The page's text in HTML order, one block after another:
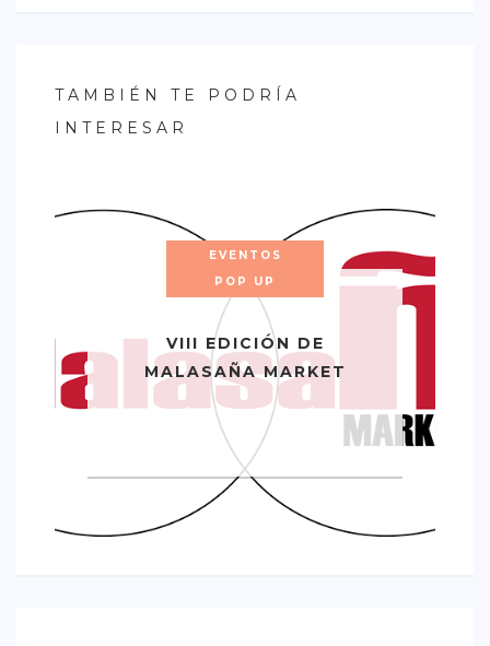
TAMBIÉN TE PODRÍA
INTERESAR
EVENTOS
POP UP
VIII EDICIÓN DE
MALASAÑA MARKET